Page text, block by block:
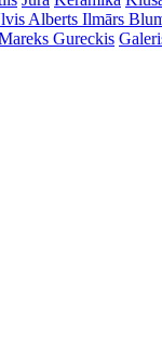
Alberts Ilmārs
Gureckis